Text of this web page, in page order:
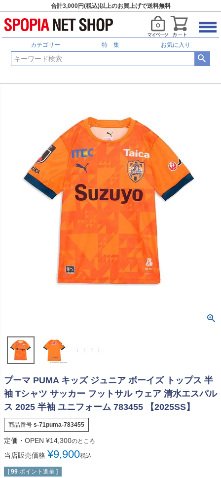
合計3,000円(税込)以上のお買上げで送料無料
カテゴリー 特 集 お気に入り
プーマ PUMA キッズ ジュニア ボーイズ トップス 半
袖 Tシャツ サッカー フットサル ウェア 清水エスパル
ス 2025 半袖 ユニフォーム 783455 【2025SS】
商品番号 s-71puma-783455
定価・OPEN ¥14,300のところ
当店販売価格 ¥9,900税込
[ 99 ポイント進呈 ]